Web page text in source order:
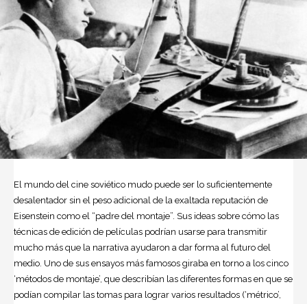
El mundo del cine soviético mudo puede ser lo suficientemente
desalentador sin el peso adicional de la exaltada reputación de
Eisenstein como el “padre del montaje”. Sus ideas sobre cómo las
técnicas de edición de películas podrían usarse para transmitir
mucho más que la narrativa ayudaron a dar forma al futuro del
medio. Uno de sus ensayos más famosos giraba en torno a los cinco
‘métodos de montaje’, que describían las diferentes formas en que se
podían compilar las tomas para lograr varios resultados (‘métrico’,